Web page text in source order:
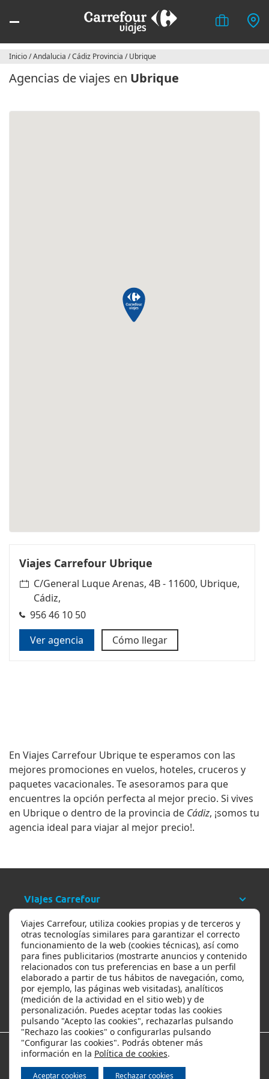
Inicio/Andalucia /Cádiz Provincia /Ubrique
Agencias de viajes en Ubrique
Viajes Carrefour Ubrique
C/General Luque Arenas, 4B - 11600, Ubrique,
Cádiz,
956 46 10 50
Ver agencia
Cómo llegar
En Viajes Carrefour Ubriquete esperamos con las
mejores promociones en vuelos, hoteles, cruceros y
paquetes vacacionales. Te asesoramos para que
encuentres la opción perfecta al mejor precio. Si vives
en Ubrique o dentro de la provincia de Cádiz, ¡somos tu
agencia ideal para viajar al mejor precio!.
Viajes Carrefour
Ayuda
Ofertas y descuentos
Los viajes más populares
Viajes Carrefour, utiliza cookies propias y de terceros y
otras tecnologías similares para garantizar el correcto
funcionamiento de la web (cookies técnicas), así como
para fines publicitarios (mostrarte anuncios y contenido
relacionados con tus preferencias en base a un perfil
elaborado a partir de tus hábitos de navegación, como,
por ejemplo, las páginas web visitadas), analíticos
(medición de la actividad en el sitio web) y de
personalización. Puedes aceptar todas las cookies
pulsando "Acepto las cookies", rechazarlas pulsando
"Rechazo las cookies" o configurarlas pulsando
"Configurar las cookies". Podrás obtener más
información en la Política de cookies.
Aceptar cookies Rechazar cookies